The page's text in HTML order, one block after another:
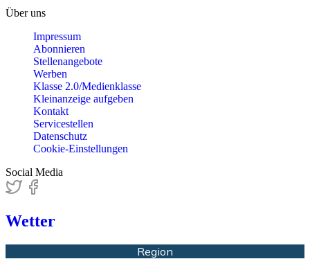
Über uns
Impressum
Abonnieren
Stellenangebote
Werben
Klasse 2.0/Medienklasse
Kleinanzeige aufgeben
Kontakt
Servicestellen
Datenschutz
Cookie-Einstellungen
Social Media
Wetter
Region